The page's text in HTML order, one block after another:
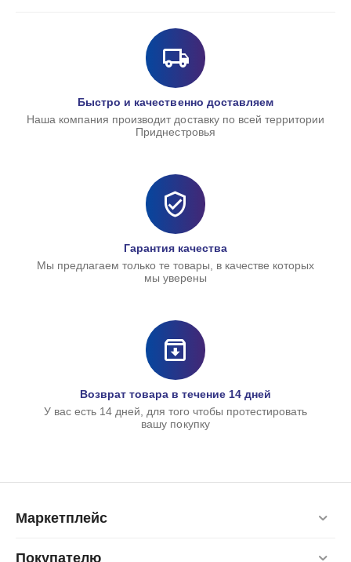
Быстро и качественно доставляем
Наша компания производит доставку по всей территории
Приднестровья
Гарантия качества
Мы предлагаем только те товары, в качестве которых
мы уверены
Возврат товара в течение 14 дней
У вас есть 14 дней, для того чтобы протестировать
вашу покупку
Маркетплейс
Покупателю